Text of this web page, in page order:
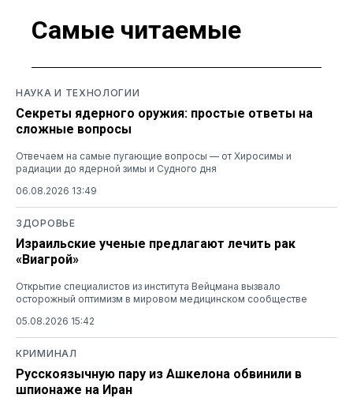
Самые читаемые
НАУКА И ТЕХНОЛОГИИ
Секреты ядерного оружия: простые ответы на
сложные вопросы
Отвечаем на самые пугающие вопросы — от Хиросимы и
радиации до ядерной зимы и Судного дня
06.08.2026 13:49
ЗДОРОВЬЕ
Израильские ученые предлагают лечить рак
«Виагрой»
Открытие специалистов из института Вейцмана вызвало
осторожный оптимизм в мировом медицинском сообществе
05.08.2026 15:42
КРИМИНАЛ
Русскоязычную пару из Ашкелона обвинили в
шпионаже на Иран